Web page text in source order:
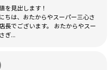
を見出します！
ちは、おたからやスーパー三心さ
長でございます。 おたからやスー
ぎ...